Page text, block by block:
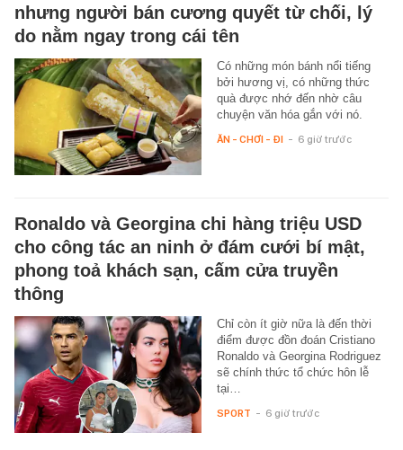
nhưng người bán cương quyết từ chối, lý
do nằm ngay trong cái tên
Có những món bánh nổi tiếng
bởi hương vị, có những thức
quà được nhớ đến nhờ câu
chuyện văn hóa gắn với nó.
ĂN - CHƠI - ĐI - 6 giờ trước
Ronaldo và Georgina chi hàng triệu USD
cho công tác an ninh ở đám cưới bí mật,
phong toả khách sạn, cấm cửa truyền
thông
Chỉ còn ít giờ nữa là đến thời
điểm được đồn đoán Cristiano
Ronaldo và Georgina Rodriguez
sẽ chính thức tổ chức hôn lễ
tại…
SPORT - 6 giờ trước